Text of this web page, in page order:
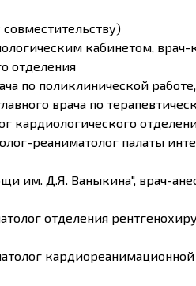
кабинетом, врач-
отделения
по поликлинической
врача по
кардиологического
реаниматолог палаты
им. Д.Я. Ваныкина", врач-
отделения